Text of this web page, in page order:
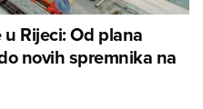
Rijeci: Od plana
novih spremnika na